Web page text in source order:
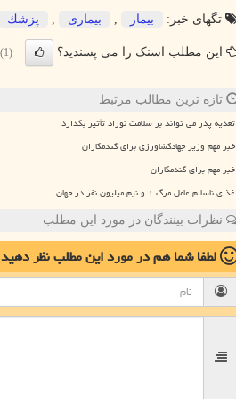
تگهای خبر: بیمار بیماری پزشك
این مطلب اسنک را می پسندید؟ (1)
تازه ترین مطالب مرتبط
تغذیه پدر می تواند بر سلامت نوزاد تأثیر بگذارد
خبر مهم وزیر جهادکشاورزی برای گندمکاران
خبر مهم برای گندمکاران
غذای ناسالم عامل مرگ ۱ و نیم میلیون نفر در جهان
نظرات بینندگان در مورد این مطلب
لطفا شما همدر مورد این مطلبنظر دهید